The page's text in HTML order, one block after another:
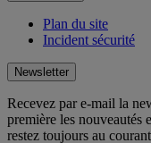
Plan du site
Incident sécurité
Newsletter
Recevez par e-mail la
première les nouveautés
restez toujours au